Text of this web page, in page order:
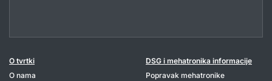
O tvrtki
O nama
DSG i mehatronika informacije
Popravak mehatronike